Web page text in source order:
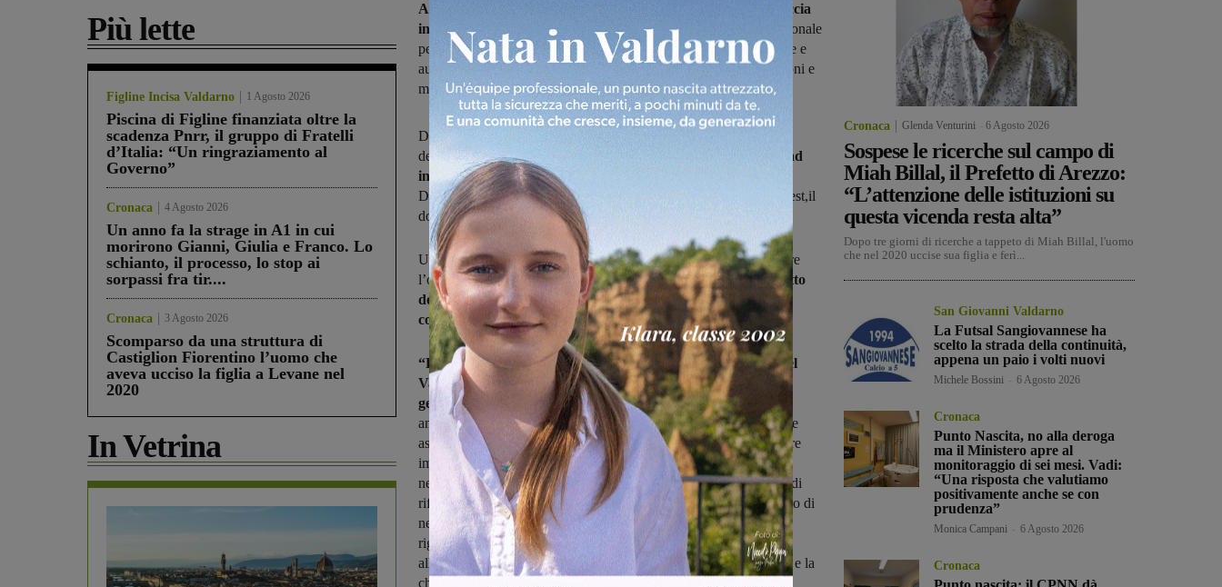
Più lette
Figline Incisa Valdarno 1 Agosto 2026
Piscina di Figline finanziata oltre la
scadenza Pnrr, il gruppo di Fratelli
d’Italia: “Un ringraziamento al
Governo”
Cronaca 4 Agosto 2026
Un anno fa la strage in A1 in cui
morirono Gianni, Giulia e Franco. Lo
schianto, il processo, lo stop ai
sorpassi fra tir....
Cronaca 3 Agosto 2026
Scomparso da una struttura di
Castiglion Fiorentino l’uomo che
aveva ucciso la figlia a Levane nel
2020
In Vetrina
Al via il potenziamento dell’Urologia dell’ospedale della Gruccia
in Valdarno
con la creazione di un centro di urologia neurofunzionale
per malati disabili in collaborazione con il Centro di Riabilitazione e
aumento dell’attività chirurgica con attivazione di nuove prestazioni e
metodiche. Le attività andranno a regime a novembre 2023.
Dopo il pensionamento del dottore Giuseppe Romano, direttore
dell’UOSD di Urologia a svolgere le funzioni di coordinatore ad
interim è il dottore Stefano Rosadi,
incaricato dal direttore del
Dipartimento delle chirurgie specialistiche della Asl Toscana Sudest,il
dottore Michele De Angelis.
Una riorganizzazione che ha l’obiettivo di allargare e capillarizzare
l’offerta urologica sul territorio del Valdarnogarantendo il rispetto
dei tempi di attesa per le visite e per le attività specialistiche e
consentire l’implementazione dell’attività chirurgica.
“Per fare questo abbiamo spostato due medici all’ospedale del
Valdarno – spiega Michele De Angelis – che saranno sotto la
gestione della UOSD Valdarno. Unità operativa che continuerà
anche a svolgere consulenza alla Pma (procreazione medicalmente
assistita) e attività ambulatoriale all’ospedale della Fratta. Ad essere
implementata all’ospedale della Gruccia sarà proprio l’attività
neurofunzionale – prosegue De Angelis – così da farne un punto di
riferimento in collaborazione con la Riabilitazione e con l’impianto di
neurostimolatori per tutta l’azienda Toscana Sudest. Per quanto
riguarda l’attività chirurgica alla Gruccia si procederà
all’implementazione della casistica incrementando l’endourologia e la
chirurgia del pavimento pelvico”.
Cronaca Glenda Venturini 6 Agosto 2026
Sospese le ricerche sul campo di
Miah Billal, il Prefetto di Arezzo:
“L’attenzione delle istituzioni su
questa vicenda resta alta”
Dopo tre giorni di ricerche a tappeto di Miah Billal, l'uomo
che nel 2020 uccise sua figlia e ferì...
San Giovanni Valdarno
La Futsal Sangiovannese ha
scelto la strada della continuità,
appena un paio i volti nuovi
Michele Bossini 6 Agosto 2026
Cronaca
Punto Nascita, no alla deroga
ma il Ministero apre al
monitoraggio di sei mesi. Vadi:
“Una risposta che valutiamo
positivamente anche se con
prudenza”
Monica Campani 6 Agosto 2026
Cronaca